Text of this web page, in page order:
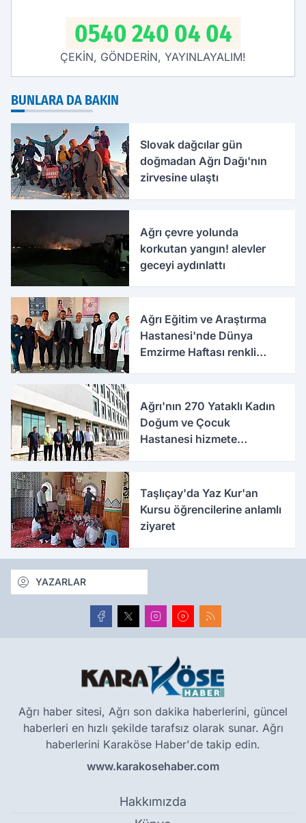
0540 240 04 04
ÇEKİN, GÖNDERİN, YAYINLAYALIM!
BUNLARA DA BAKIN
Slovak dağcılar gün
doğmadan Ağrı Dağı'nın
zirvesine ulaştı
Ağrı çevre yolunda
korkutan yangın! alevler
geceyi aydınlattı
Ağrı Eğitim ve Araştırma
Hastanesi'nde Dünya
Emzirme Haftası renkli
Ağrı'nın 270 Yataklı Kadın
Doğum ve Çocuk
Hastanesi hizmete
Taşlıçay'da Yaz Kur'an
Kursu öğrencilerine anlamlı
ziyaret
YAZARLAR
Ağrı haber sitesi, Ağrı son dakika haberlerini, güncel
haberleri en hızlı şekilde tarafsız olarak sunar. Ağrı
haberlerini Karaköse Haber'de takip edin.
www.karakosehaber.com
Hakkımızda